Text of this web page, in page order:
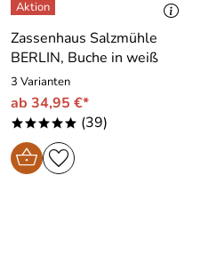
Zassenhaus Salzmühle
BERLIN, Buche in weiß
3 Varianten
ab 34,95 €*
***** (39)